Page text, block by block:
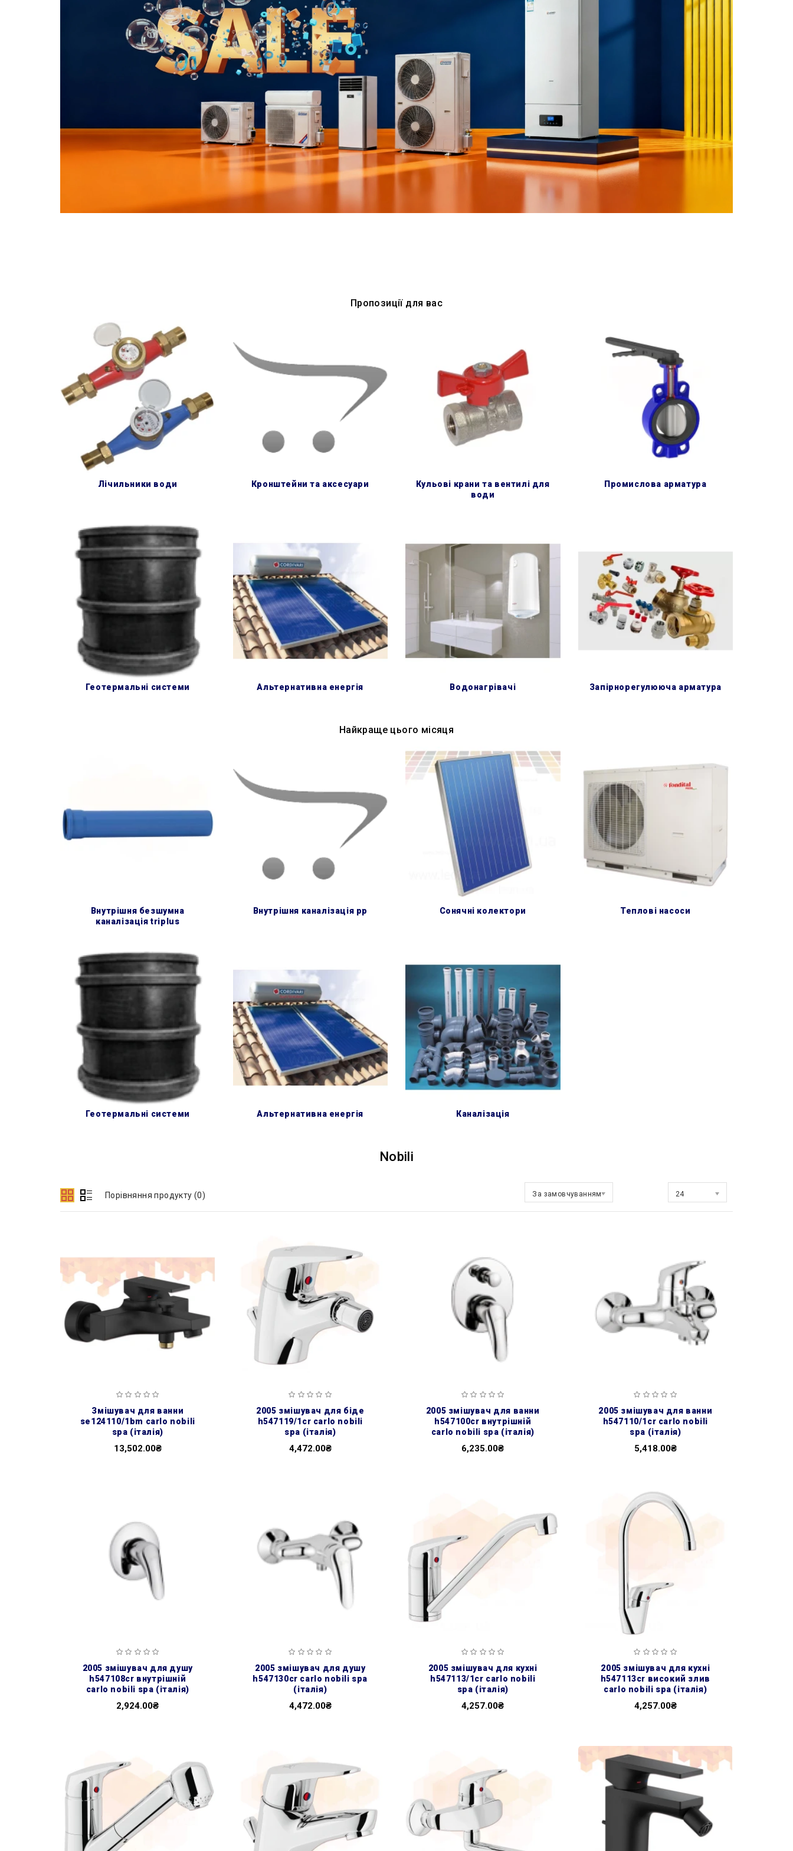
Пропозиції для вас
лічильники води кронштейни та аксесуари
кульові крани та вентилі для
води
промислова арматура
геотермальні системи альтернативна енергія водонагрівачі запірнорегулююча арматура
Найкраще цього місяця
внутрішня безшумна
каналізація triplus
внутрішня каналізація pp сонячні колектори теплові насоси
геотермальні системи альтернативна енергія каналізація
Nobili
Порівняння продукту (0) За замовчуванням 24
змішувач для ванни
se124110/1bm carlo nobili
spa (італія)
13,502.00₴
2005 змішувач для біде
h547119/1cr carlo nobili
spa (італія)
4,472.00₴
2005 змішувач для ванни
h547100cr внутрішній
carlo nobili spa (італія)
6,235.00₴
2005 змішувач для ванни
h547110/1cr carlo nobili
spa (італія)
5,418.00₴
2005 змішувач для душу
h547108cr внутрішній
carlo nobili spa (італія)
2,924.00₴
2005 змішувач для душу
h547130cr carlo nobili spa
(італія)
4,472.00₴
2005 змішувач для кухні
h547113/1cr carlo nobili
spa (італія)
4,257.00₴
2005 змішувач для кухні
h547113cr високий злив
carlo nobili spa (італія)
4,257.00₴